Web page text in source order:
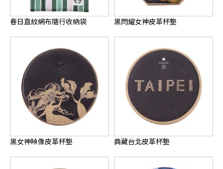
春日直紋網布隨行收納袋 黑閃耀女神皮革杯墊
黑女神映像皮革杯墊 典藏台北皮革杯墊